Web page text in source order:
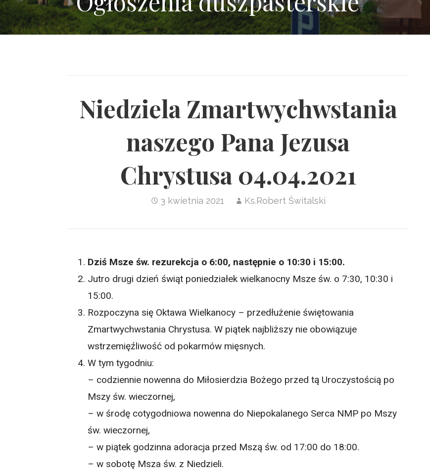
Niedziela Zmartwychwstania
naszego Pana Jezusa
Chrystusa 04.04.2021
3 kwietnia 2021 Ks.Robert Świtalski
Dziś Msze św. rezurekcja o 6:00, następnie o 10:30 i 15:00.
Jutro drugi dzień świąt poniedziałek wielkanocny Msze św. o 7:30, 10:30 i
15:00.
Rozpoczyna się Oktawa Wielkanocy – przedłużenie świętowania
Zmartwychwstania Chrystusa. W piątek najbliższy nie obowiązuje
wstrzemięźliwość od pokarmów mięsnych.
W tym tygodniu:
– codziennie nowenna do Miłosierdzia Bożego przed tą Uroczystością po
Mszy św. wieczornej,
– w środę cotygodniowa nowenna do Niepokalanego Serca NMP po Mszy
św. wieczornej,
– w piątek godzinna adoracja przed Mszą św. od 17:00 do 18:00.
– w sobotę Msza św. z Niedzieli.